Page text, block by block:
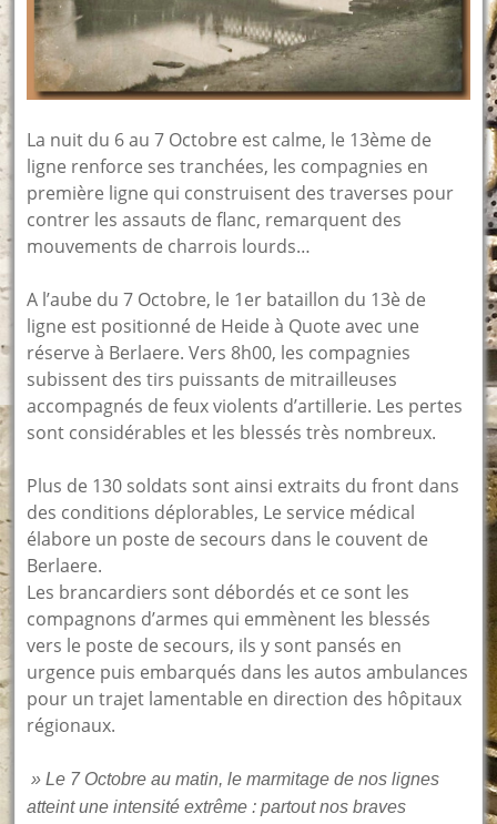
La nuit du 6 au 7 Octobre est calme, le 13ème de
ligne renforce ses tranchées, les compagnies en
première ligne qui construisent des traverses pour
contrer les assauts de flanc, remarquent des
mouvements de charrois lourds…
A l’aube du 7 Octobre, le 1er bataillon du 13è de
ligne est positionné de Heide à Quote avec une
réserve à Berlaere. Vers 8h00, les compagnies
subissent des tirs puissants de mitrailleuses
accompagnés de feux violents d’artillerie. Les pertes
sont considérables et les blessés très nombreux.
Plus de 130 soldats sont ainsi extraits du front dans
des conditions déplorables, Le service médical
élabore un poste de secours dans le couvent de
Berlaere.
Les brancardiers sont débordés et ce sont les
compagnons d’armes qui emmènent les blessés
vers le poste de secours, ils y sont pansés en
urgence puis embarqués dans les autos ambulances
pour un trajet lamentable en direction des hôpitaux
régionaux.
» Le 7 Octobre au matin, le marmitage de nos lignes
atteint une intensité extrême : partout nos braves